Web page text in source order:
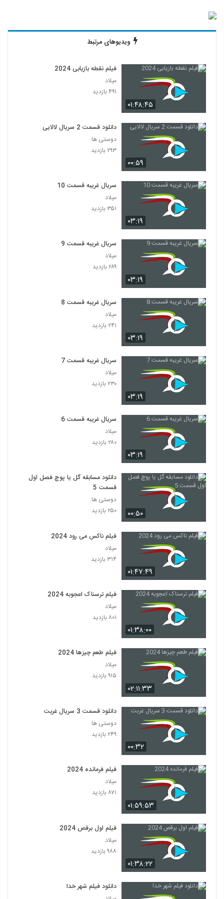
ویدیوهای مرتبط
۰۱:۴۸:۴۵
فیلم نقطه بازیابی 2024
میلاد
۴۹۱ بازدید
۰۰:۵۹
دانلود قسمت 2 سریال لالایی
دوستی ها
۲۹۳ بازدید
۰۳:۱۹
سریال غریبه قسمت 10
میلاد
۳۵۱ بازدید
۰۳:۱۹
سریال غریبه قسمت 9
میلاد
۲۸۹ بازدید
۰۳:۱۹
سریال غریبه قسمت 8
میلاد
۲۴۱ بازدید
۰۳:۱۹
سریال غریبه قسمت 7
میلاد
۲۳۰ بازدید
۰۳:۱۹
سریال غریبه قسمت 6
میلاد
۲۸۰ بازدید
۰۰:۵۰
دانلود مسابقه گل یا پوچ فصل اول
قسمت 5
دوستی ها
۲۵۰ بازدید
۰۱:۴۷:۴۹
فیلم ناکس می رود 2024
میلاد
۳۱۴ بازدید
۰۱:۳۸:۰۰
فیلم ترسناک اعجوبه 2024
میلاد
۸۰۱ بازدید
۰۲:۱۱:۳۳
فیلم طعم چیزها 2024
میلاد
۹۱۵ بازدید
۰۰:۳۲
دانلود قسمت 3 سریال غربت
دوستی ها
۲۴۹ بازدید
۰۱:۵۹:۵۳
فیلم فرمانده 2024
میلاد
۸۷۱ بازدید
۰۱:۳۸:۲۲
فیلم اول برقص 2024
میلاد
۹۸۸ بازدید
دانلود فیلم شهر خدا